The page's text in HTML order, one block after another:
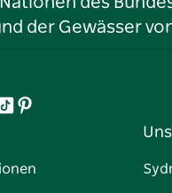
der Gewässer
TikTokPinterest